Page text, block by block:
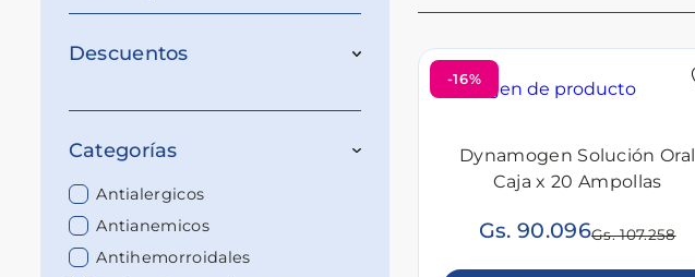
Descuentos
Categorías
Antialergicos
Antianemicos
Antihemorroidales
-16%
Dynamogen Solución Oral
Caja x 20 Ampollas
Gs. 90.096Gs. 107.258